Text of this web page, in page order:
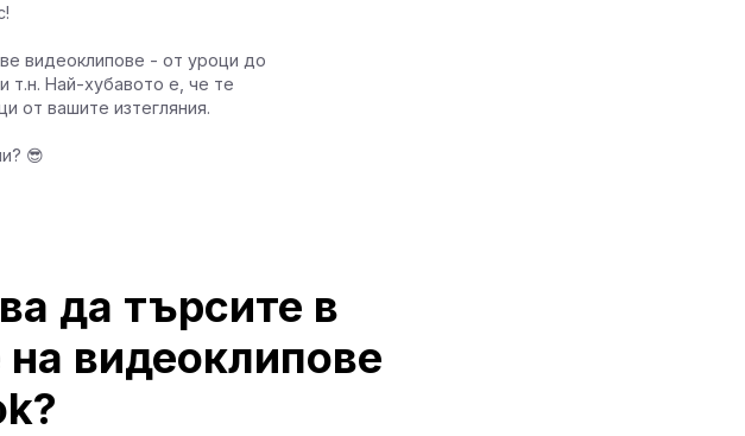
видеоклипове - от уроци до
т.н. Най-хубавото е, че те
от вашите изтегляния.
😎
да търсите в
на видеоклипове